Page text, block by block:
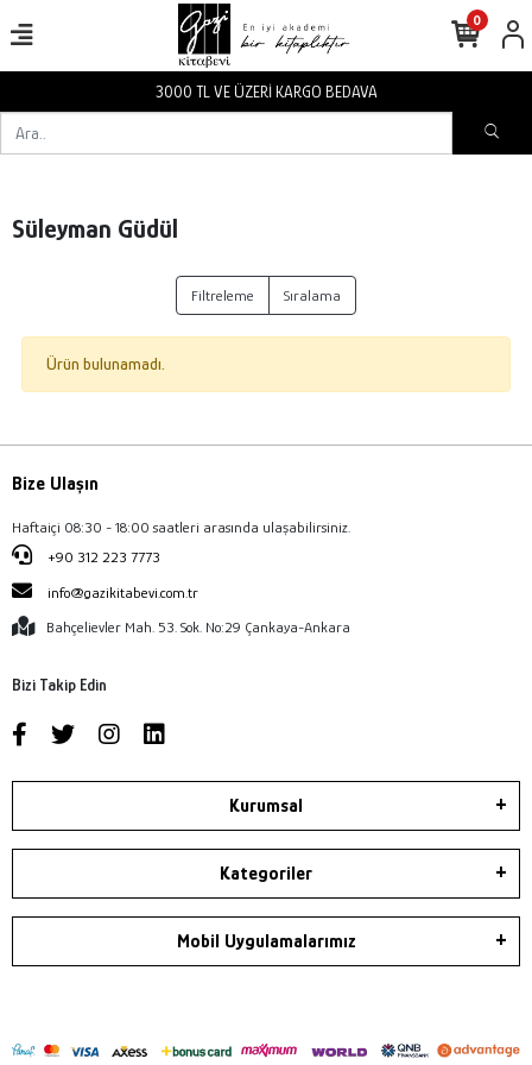
3000 TL VE ÜZERİ KARGO BEDAVA
0
Süleyman Güdül
Filtreleme Sıralama
Ürün bulunamadı.
Bize Ulaşın
Haftaiçi 08:30 - 18:00 saatleri arasında ulaşabilirsiniz.
+90 312 223 7773
info@gazikitabevi.com.tr
Bahçelievler Mah. 53. Sok. No:29 Çankaya-Ankara
Bizi Takip Edin
Kurumsal
Kategoriler
Mobil Uygulamalarımız